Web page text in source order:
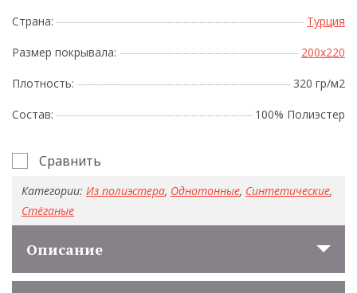
Страна: Турция
Размер покрывала: 200x220
Плотность: 320 гр/м2
Состав: 100% Полиэстер
Сравнить
Категории: Из полиэстера, Однотонные, Синтетические,
Стёганые
Описание